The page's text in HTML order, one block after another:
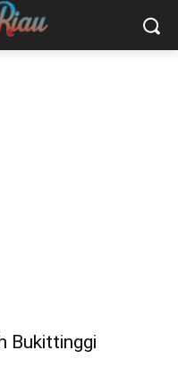
Bukittinggi